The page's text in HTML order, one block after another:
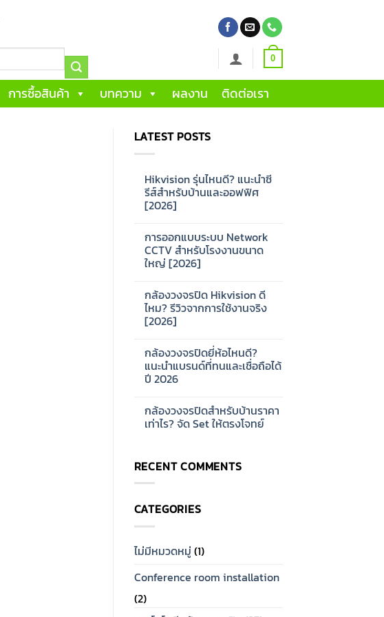
0
การซื้อสินค้า บทความ ผลงาน ติดต่อเรา
LATEST POSTS
Hikvision รุ่นไหนดี? แนะนำซี
รีส์สำหรับบ้านและออฟฟิศ
[2026]
on
Hikvision
รุ่น
ไหน
ซี
รีส์
สำหรับ
บ้าน
และ
การออกแบบระบบ Network
CCTV สำหรับโรงงานขนาด
ใหญ่ [2026]
on
การ
ออกแบบ
ระบบ
สำหรับ
โรงงาน
ขนาด
ใหญ่
[2026]
กล้องวงจรปิด Hikvision ดี
ไหม? รีวิวจากการใช้งานจริง
[2026]
on
กล้อง
วงจรปิด
Hikvision
รีวิว
จาก
การ
[2026]
กล้องวงจรปิดยี่ห้อไหนดี?
แนะนำแบรนด์ที่ทนและเชื่อถือได้
ปี 2026
on
กล้อง
วงจรปิด
แนะนำ
แบรนด์
ที่
เชื่อ
ได้
2026
กล้องวงจรปิดสำหรับบ้านราคา
เท่าไร? จัด Set ให้ตรงโจทย์
กล้อง
วงจรปิด
สำหรับ
เท่าไร?
Set
ตรง
โจทย์
RECENT COMMENTS
CATEGORIES
ไม่มีหมวดหมู่ (1)
Conference room installation
(2)